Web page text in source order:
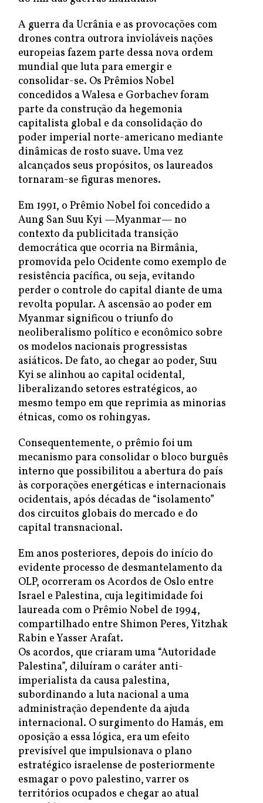
A guerra da Ucrânia e as provocações com
drones contra outrora invioláveis nações
europeias fazem parte dessa nova ordem
mundial que luta para emergir e
consolidar-se. Os Prêmios Nobel
concedidos a Walesa e Gorbachev foram
parte da construção da hegemonia
capitalista global e da consolidação do
poder imperial norte-americano mediante
dinâmicas de rosto suave. Uma vez
alcançados seus propósitos, os laureados
tornaram-se figuras menores.
Em 1991, o Prêmio Nobel foi concedido a
Aung San Suu Kyi —Myanmar— no
contexto da publicitada transição
democrática que ocorria na Birmânia,
promovida pelo Ocidente como exemplo de
resistência pacífica, ou seja, evitando
perder o controle do capital diante de uma
revolta popular. A ascensão ao poder em
Myanmar significou o triunfo do
neoliberalismo político e econômico sobre
os modelos nacionais progressistas
asiáticos. De fato, ao chegar ao poder, Suu
Kyi se alinhou ao capital ocidental,
liberalizando setores estratégicos, ao
mesmo tempo em que reprimia as minorias
étnicas, como os rohingyas.
Consequentemente, o prêmio foi um
mecanismo para consolidar o bloco burguês
interno que possibilitou a abertura do país
às corporações energéticas e internacionais
ocidentais, após décadas de “isolamento”
dos circuitos globais do mercado e do
capital transnacional.
Em anos posteriores, depois do início do
evidente processo de desmantelamento da
OLP, ocorreram os Acordos de Oslo entre
Israel e Palestina, cuja legitimidade foi
laureada com o Prêmio Nobel de 1994,
compartilhado entre Shimon Peres, Yitzhak
Rabin e Yasser Arafat.
Os acordos, que criaram uma “Autoridade
Palestina”, diluíram o caráter anti-
imperialista da causa palestina,
subordinando a luta nacional a uma
administração dependente da ajuda
internacional. O surgimento do Hamás, em
oposição a essa lógica, era um efeito
previsível que impulsionava o plano
estratégico israelense de posteriormente
esmagar o povo palestino, varrer os
territórios ocupados e chegar ao atual